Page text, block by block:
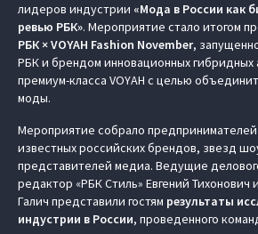
лидеров индустрии «Мода в России как
ревью РБК». Мероприятие стало итогом
РБК × VOYAH Fashion November,
РБК и брендом инновационных гибридных
премиум-класса VOYAH с целью
моды.
Мероприятие собрало
известных российских брендов, звезд
представителей медиа. Ведущие
редактор «РБК Стиль» Евгений Тихонович
Галич представили гостям результаты
индустрии в России, проведенного